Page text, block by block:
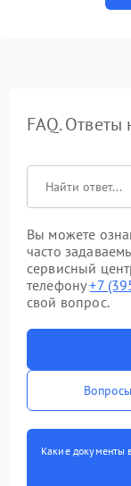
FAQ.
Вы можете
часто
сервисный
телефону+7
свой вопрос.
Какие документы